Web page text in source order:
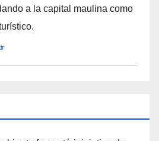
a la capital maulina como